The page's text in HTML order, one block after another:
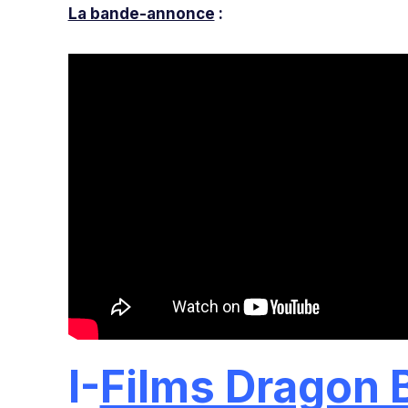
La bande-annonce :
I-Films Dragon